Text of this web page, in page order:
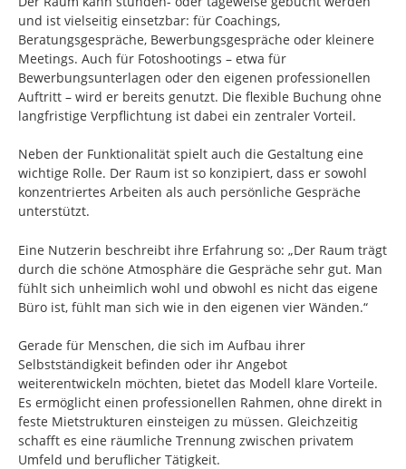
und ist vielseitig einsetzbar: für Coachings,
Beratungsgespräche, Bewerbungsgespräche oder kleinere
Meetings. Auch für Fotoshootings – etwa für
Bewerbungsunterlagen oder den eigenen professionellen
Auftritt – wird er bereits genutzt. Die flexible Buchung ohne
langfristige Verpflichtung ist dabei ein zentraler Vorteil.
Neben der Funktionalität spielt auch die Gestaltung eine
wichtige Rolle. Der Raum ist so konzipiert, dass er sowohl
konzentriertes Arbeiten als auch persönliche Gespräche
unterstützt.
Eine Nutzerin beschreibt ihre Erfahrung so: „Der Raum trägt
durch die schöne Atmosphäre die Gespräche sehr gut. Man
fühlt sich unheimlich wohl und obwohl es nicht das eigene
Büro ist, fühlt man sich wie in den eigenen vier Wänden.“
Gerade für Menschen, die sich im Aufbau ihrer
Selbstständigkeit befinden oder ihr Angebot
weiterentwickeln möchten, bietet das Modell klare Vorteile.
Es ermöglicht einen professionellen Rahmen, ohne direkt in
feste Mietstrukturen einsteigen zu müssen. Gleichzeitig
schafft es eine räumliche Trennung zwischen privatem
Umfeld und beruflicher Tätigkeit.